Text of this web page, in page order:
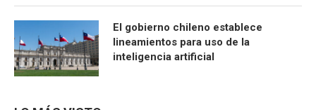
El gobierno chileno establece
lineamientos para uso de la
inteligencia artificial